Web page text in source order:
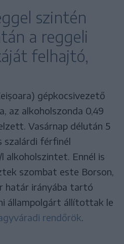
szintén
a reggeli
felhajtó,
gépkocsivezető
az alkoholszonda 0,49
Vasárnap délután 5
szalárdi férfinél
alkoholszintet. Ennél is
szombat este Borson,
határ irányába tartó
állampolgárt állítottak le
rendőrök.